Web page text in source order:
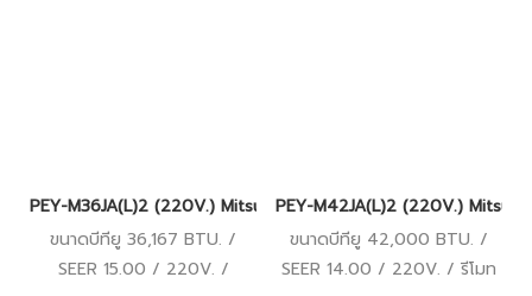
PEY-M36JA(L)2 (220V.) Mitsubishi Electric Mr.Slim รุ่นซ่อนในฝ้
ขนาดบีทียู 36,167 BTU. /
SEER 15.00 / 220V. /
PEY-M42JA(L)2 (220V.)
ขนาดบีทียู 42,000 BTU. /
SEER 14.00 / 220V. / รีโมท